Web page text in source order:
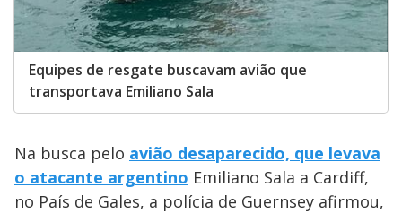
Equipes de resgate buscavam avião que
transportava Emiliano Sala
Na busca pelo avião desaparecido, que levava
o atacante argentino Emiliano Sala a Cardiff,
no País de Gales, a polícia de Guernsey afirmou,